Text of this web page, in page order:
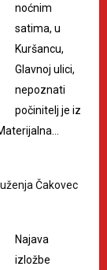
noćnim
satima, u
Kuršancu,
Glavnoj ulici,
nepoznati
počinitelj je iz
Čakovec
Najava
izložbe